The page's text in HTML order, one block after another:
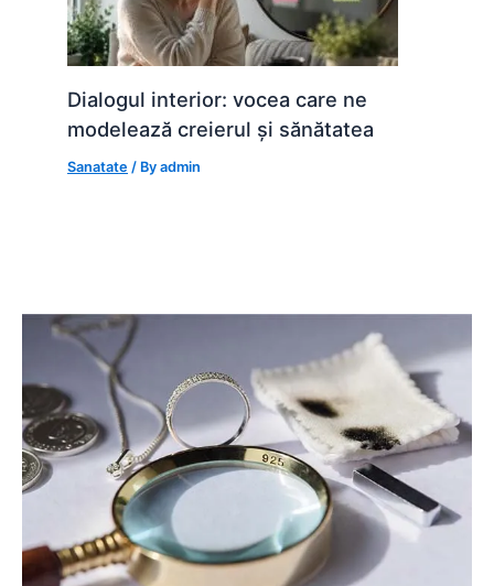
Dialogul interior: vocea care ne
modelează creierul și sănătatea
Sanatate / Byadmin